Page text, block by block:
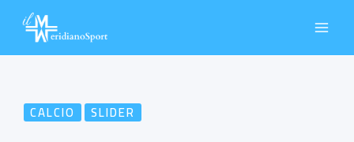
CALCIO SLIDER